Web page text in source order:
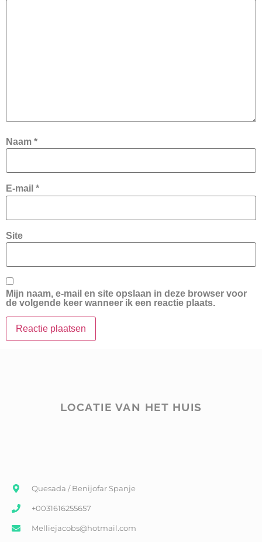
Naam *
E-mail *
Site
Mijn naam, e-mail en site opslaan in deze browser voor
de volgende keer wanneer ik een reactie plaats.
LOCATIE VAN HET HUIS
Quesada / Benijofar Spanje
+0031616255657
Melliejacobs@hotmail.com